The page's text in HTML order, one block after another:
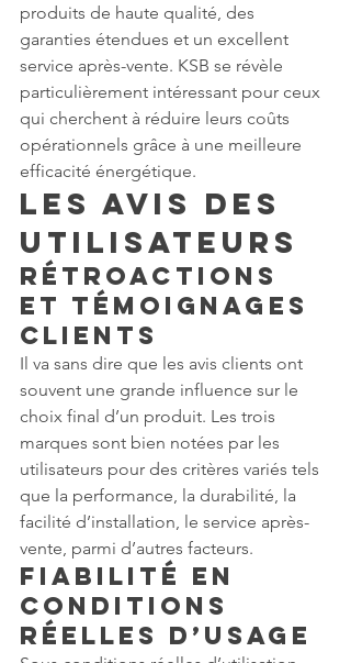
produits de haute qualité, des
garanties étendues et un excellent
service après-vente. KSB se révèle
particulièrement intéressant pour ceux
qui cherchent à réduire leurs coûts
opérationnels grâce à une meilleure
efficacité énergétique.
Les Avis des
Utilisateurs
Rétroactions
et Témoignages
Clients
Il va sans dire que les avis clients ont
souvent une grande influence sur le
choix final d’un produit. Les trois
marques sont bien notées par les
utilisateurs pour des critères variés tels
que la performance, la durabilité, la
facilité d’installation, le service après-
vente, parmi d’autres facteurs.
Fiabilité en
Conditions
Réelles d’Usage